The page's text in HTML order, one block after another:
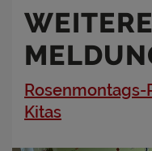
WEITERE
Kitas